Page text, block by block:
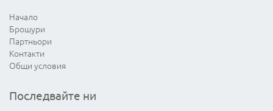
Начало
Брошури
Партньори
Контакти
Общи условия
Последвайте ни